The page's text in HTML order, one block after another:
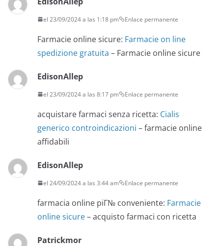
el 23/09/2024 a las 1:18 pm Enlace permanente
Farmacie online sicure: Farmacie on line
spedizione gratuita – Farmacie online sicure
EdisonAllep
el 23/09/2024 a las 8:17 pm Enlace permanente
acquistare farmaci senza ricetta: Cialis
generico controindicazioni – farmacie online
affidabili
EdisonAllep
el 24/09/2024 a las 3:44 am Enlace permanente
farmacia online piГ№ conveniente: Farmacie
online sicure– acquisto farmaci con ricetta
Patrickmor